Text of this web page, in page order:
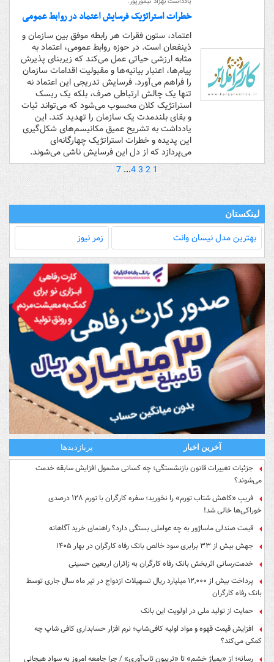
خطرات استراتژیک فرسایش اعتماد در روابط عمومی
اعتماد، ستون فقرات هر رابطه موفق بین سازمان و
ذینفعان است. در حوزه روابط عمومی، اعتماد به
مثابه ارزشی حیاتی عمل می‌کند که زیربنای پذیرش
پیام‌ها، اعتبار بیانیه‌ها و مقبولیت اقدامات سازمان
را فراهم می‌آورد. فرسایش تدریجی این اعتماد نه
تنها یک چالش ارتباطی صرف، بلکه یک ریسک
استراتژیک کلان محسوب می‌شود که می‌تواند ثبات
و بقای بلندمدت یک سازمان را تهدید کند. این
یادداشت به تشریح عمیق مکانیسم‌های شکل‌گیری
این پدیده و خطرات استراتژیک چهارگانه‌ای
می‌پردازد که از دل این فرسایش ناشی می‌شوند.
1
2
3
4
...
7
لینکستان
بهترین مدل‌ نیسان وانت زمر نیوز
آخرین اخبار پربازدیدها
جزئیات تغییرات قانون بازنشستگی؛ چه کسانی مشمول افزایش سابقه خدمت
می‌شوند؟
فریبِ «کاهش شتاب تورم» را نخورید؛ سفره کارگران با تورم ۱۲۸ درصدی
خوراکی‌ها خالی شد!
قیمت صندلی ماساژور به چه عواملی بستگی دارد؟ راهنمای خرید آگاهانه
جهش بیش از ۳۳ برابری سود خالص بانک رفاه کارگران در بهار ۱۴۰۵
خدمت‌رسانی اثربخش بانک رفاه کارگران به زائران اربعین حسینی
پرداخت بیش از ۱۲,۰۰۰ میلیارد ریال تسهیلات ازدواج در تیر ماه سال جاری توسط
بانک رفاه کارگران
حمایت از تولید ملی در اولویت این بانک
افزایش قیمت قهوه و مواد اولیه کافی‌شاپ؛ نرم افزار حسابداری کافی شاپ چه
کمکی می‌کند؟
رسانه؛ از «پمپاژِ خشم» تا «تریبونِ تاب‌آوری» / چرا جامعه امروز به سوادِ هیجانی